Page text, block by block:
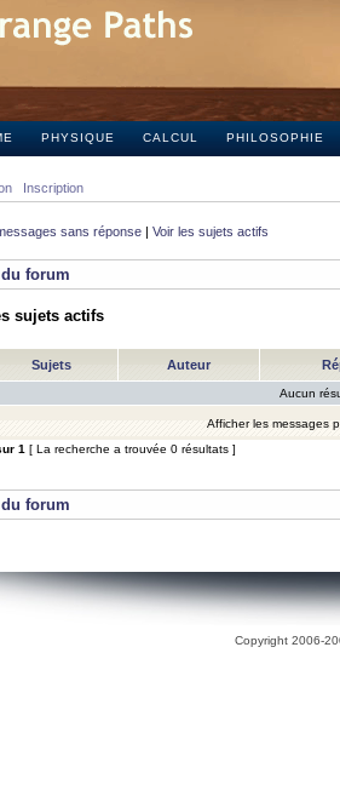
PHYSIQUE CALCUL PHILOSOPHIE
Inscription
sans réponse | Voir les sujets actifs
du forum
sujets actifs
Sujets Auteur
Aucun
Afficher les messages
1 [ La recherche a trouvée 0 résultats ]
du forum
Copyright 2006-